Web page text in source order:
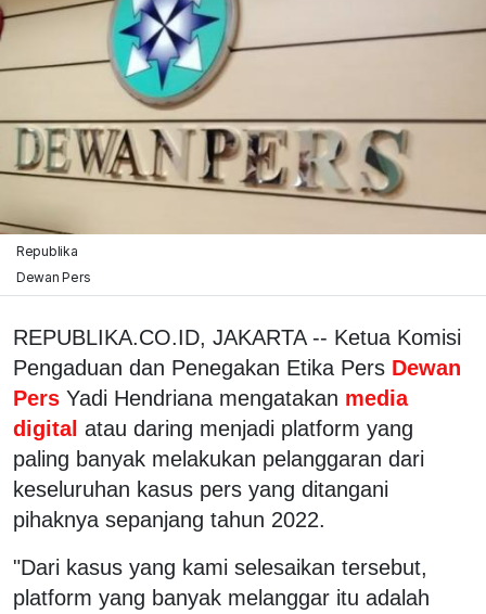
Republika
Dewan Pers
REPUBLIKA.CO.ID, JAKARTA -- Ketua Komisi
Pengaduan dan Penegakan Etika Pers Dewan
Pers Yadi Hendriana mengatakan media
digital atau daring menjadi platform yang
paling banyak melakukan pelanggaran dari
keseluruhan kasus pers yang ditangani
pihaknya sepanjang tahun 2022.
"Dari kasus yang kami selesaikan tersebut,
platform yang banyak melanggar itu adalah